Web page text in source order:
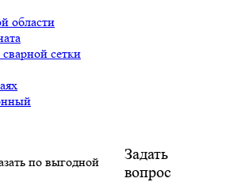
области
сетки
Задать
вопрос